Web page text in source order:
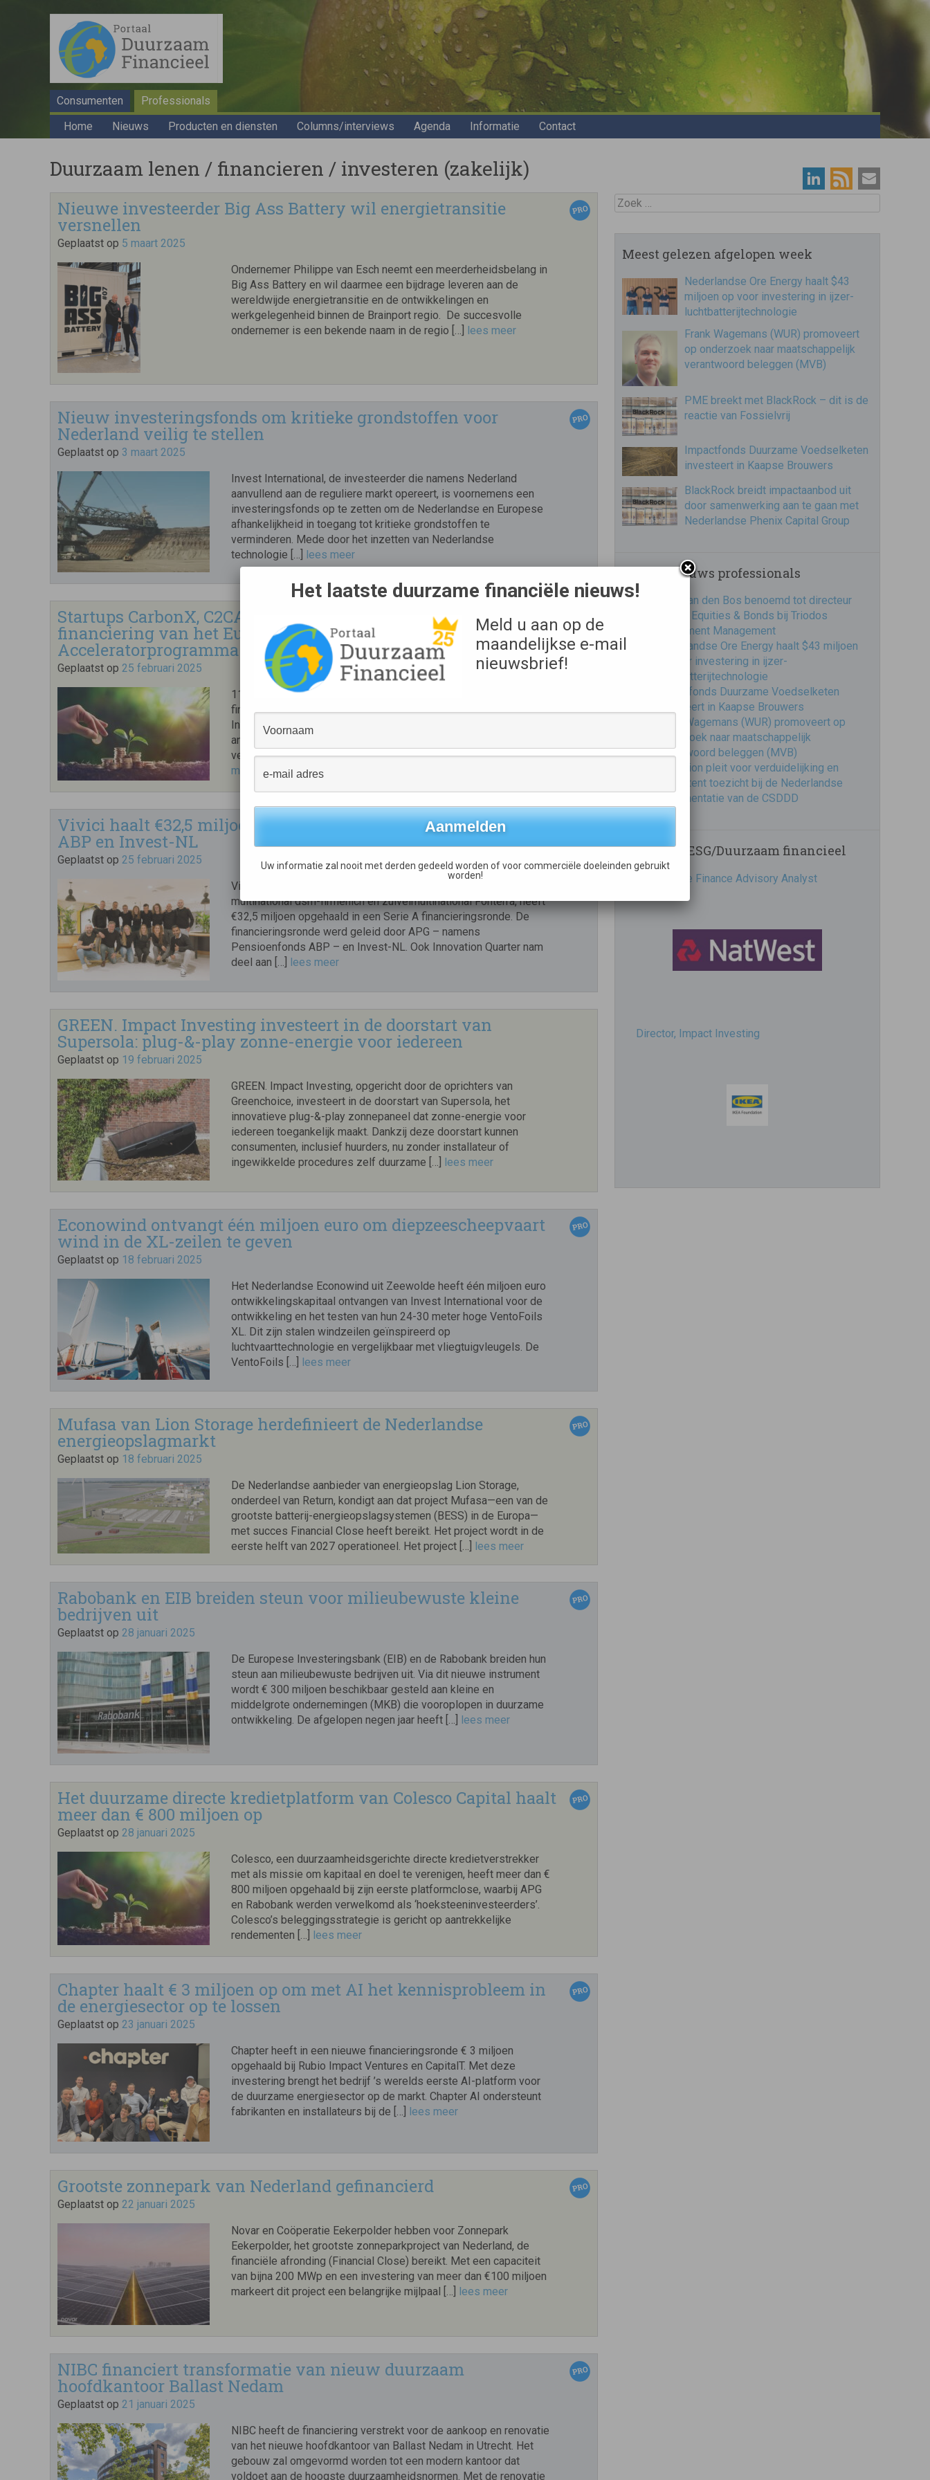
Consumenten
Professionals
Home
Nieuws Producten en diensten Columns/interviews Agenda Informatie Contact
Duurzaam lenen / financieren / investeren (zakelijk)
Nieuwe investeerder Big Ass Battery wil energietransitie
versnellen
Geplaatst op 5 maart 2025
Ondernemer Philippe van Esch neemt een meerderheidsbelang in
Big Ass Battery en wil daarmee een bijdrage leveren aan de
wereldwijde energietransitie en de ontwikkelingen en
werkgelegenheid binnen de Brainport regio. De succesvolle
ondernemer is een bekende naam in de regio […] lees meer
Nieuw investeringsfonds om kritieke grondstoffen voor
Nederland veilig te stellen
Geplaatst op 3 maart 2025
Invest International, de investeerder die namens Nederland
aanvullend aan de reguliere markt opereert, is voornemens een
investeringsfonds op te zetten om de Nederlandse en Europese
afhankelijkheid in toegang tot kritieke grondstoffen te
verminderen. Mede door het inzetten van Nederlandse
technologie […] lees meer
Startups CarbonX, C2CA Technology en Brineworks krijgen
financiering van het European Innovation Council (EIC)
Acceleratorprogramma
Geplaatst op 25 februari 2025
11 Nederlandse start-ups halen in totaal € 118 miljoen aan
financiering op in de meest recente ronde van het European
Innovation Council (EIC) Acceleratorprogramma. Het gaat onder
andere om projecten die virussen tegengaan, quantumcomputers
verbeteren en circulaire grondstoffen opleveren. Tot […]lees
meer
Vivici haalt €32,5 miljoen op in Series A-financieringsronde van
ABP en Invest-NL
Geplaatst op 25 februari 2025
Vivici, een Nederlandse startup gesteund door biotech
multinational dsm-firmenich en zuivelmultinational Fonterra, heeft
€32,5 miljoen opgehaald in een Serie A financieringsronde. De
financieringsronde werd geleid door APG – namens
Pensioenfonds ABP – en Invest-NL. Ook Innovation Quarter nam
deel aan […] lees meer
GREEN. Impact Investing investeert in de doorstart van
Supersola: plug-&-play zonne-energie voor iedereen
Geplaatst op 19 februari 2025
GREEN. Impact Investing, opgericht door de oprichters van
Greenchoice, investeert in de doorstart van Supersola, het
innovatieve plug-&-play zonnepaneel dat zonne-energie voor
iedereen toegankelijk maakt. Dankzij deze doorstart kunnen
consumenten, inclusief huurders, nu zonder installateur of
ingewikkelde procedures zelf duurzame […] lees meer
Econowind ontvangt één miljoen euro om diepzeescheepvaart
wind in de XL-zeilen te geven
Geplaatst op 18 februari 2025
Het Nederlandse Econowind uit Zeewolde heeft één miljoen euro
ontwikkelingskapitaal ontvangen van Invest International voor de
ontwikkeling en het testen van hun 24-30 meter hoge VentoFoils
XL. Dit zijn stalen windzeilen geïnspireerd op
luchtvaarttechnologie en vergelijkbaar met vliegtuigvleugels. De
VentoFoils […] lees meer
Mufasa van Lion Storage herdefinieert de Nederlandse
energieopslagmarkt
Geplaatst op 18 februari 2025
De Nederlandse aanbieder van energieopslag Lion Storage,
onderdeel van Return, kondigt aan dat project Mufasa—een van de
grootste batterij-energieopslagsystemen (BESS) in de Europa—
met succes Financial Close heeft bereikt. Het project wordt in de
eerste helft van 2027 operationeel. Het project […] lees meer
Rabobank en EIB breiden steun voor milieubewuste kleine
bedrijven uit
Geplaatst op 28 januari 2025
De Europese Investeringsbank (EIB) en de Rabobank breiden hun
steun aan milieubewuste bedrijven uit. Via dit nieuwe instrument
wordt € 300 miljoen beschikbaar gesteld aan kleine en
middelgrote ondernemingen (MKB) die vooroplopen in duurzame
ontwikkeling. De afgelopen negen jaar heeft […] lees meer
Het duurzame directe kredietplatform van Colesco Capital haalt
meer dan € 800 miljoen op
Geplaatst op 28 januari 2025
Colesco, een duurzaamheidsgerichte directe kredietverstrekker
met als missie om kapitaal en doel te verenigen, heeft meer dan €
800 miljoen opgehaald bij zijn eerste platformclose, waarbij APG
en Rabobank werden verwelkomd als ‘hoeksteeninvesteerders’.
Colesco’s beleggingsstrategie is gericht op aantrekkelijke
rendementen […] lees meer
Chapter haalt € 3 miljoen op om met AI het kennisprobleem in
de energiesector op te lossen
Geplaatst op 23 januari 2025
Chapter heeft in een nieuwe financieringsronde € 3 miljoen
opgehaald bij Rubio Impact Ventures en CapitalT. Met deze
investering brengt het bedrijf ’s werelds eerste AI-platform voor
de duurzame energiesector op de markt. Chapter AI ondersteunt
fabrikanten en installateurs bij de […] lees meer
Grootste zonnepark van Nederland gefinancierd
Geplaatst op 22 januari 2025
Novar en Coöperatie Eekerpolder hebben voor Zonnepark
Eekerpolder, het grootste zonneparkproject van Nederland, de
financiële afronding (Financial Close) bereikt. Met een capaciteit
van bijna 200 MWp en een investering van meer dan €100 miljoen
markeert dit project een belangrijke mijlpaal […] lees meer
NIBC financiert transformatie van nieuw duurzaam
hoofdkantoor Ballast Nedam
Geplaatst op 21 januari 2025
NIBC heeft de financiering verstrekt voor de aankoop en renovatie
van het nieuwe hoofdkantoor van Ballast Nedam in Utrecht. Het
gebouw zal omgevormd worden tot een modern kantoor dat
voldoet aan de hoogste duurzaamheidsnormen. Met de renovatie
Zoek
Meest gelezen afgelopen week
Nederlandse Ore Energy haalt $43
miljoen op voor investering in ijzer-
luchtbatterijtechnologie
Frank Wagemans (WUR) promoveert
op onderzoek naar maatschappelijk
verantwoord beleggen (MVB)
PME breekt met BlackRock – dit is de
reactie van Fossielvrij
Impactfonds Duurzame Voedselketen
investeert in Kaapse Brouwers
BlackRock breidt impactaanbod uit
door samenwerking aan te gaan met
Nederlandse Phenix Capital Group
Recent nieuws professionals
Jorik van den Bos benoemd tot directeur
Impact Equities & Bonds bij Triodos
Investment Management
Nederlandse Ore Energy haalt $43 miljoen
op voor investering in ijzer-
luchtbatterijtechnologie
Impactfonds Duurzame Voedselketen
investeert in Kaapse Brouwers
Frank Wagemans (WUR) promoveert op
onderzoek naar maatschappelijk
verantwoord beleggen (MVB)
Eumedion pleit voor verduidelijking en
consistent toezicht bij de Nederlandse
implementatie van de CSDDD
Vacatures ESG/Duurzaam financieel
Sustainable Finance Advisory Analyst
Director, Impact Investing
Impact consultant (manager)
Het laatste duurzame financiële nieuws!
Meld u aan op de
maandelijkse e-mail
nieuwsbrief!
Uw informatie zal nooit met derden gedeeld worden of voor commerciële doeleinden gebruikt
worden!